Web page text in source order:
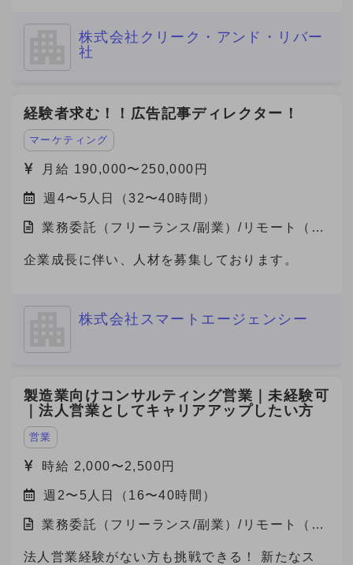
株式会社クリーク・アンド・リバー
社
経験者求む！！広告記事ディレクター！
マーケティング
月給 190,000〜250,000円
週4〜5人日（32〜40時間）
業務委託（フリーランス/副業）/リモート（在
企業成長に伴い、人材を募集しております。
株式会社スマートエージェンシー
製造業向けコンサルティング営業｜未経験可
｜法人営業としてキャリアアップしたい方
営業
時給 2,000〜2,500円
週2〜5人日（16〜40時間）
業務委託（フリーランス/副業）/リモート（在
法人営業経験がない方も挑戦できる！ 新たなス